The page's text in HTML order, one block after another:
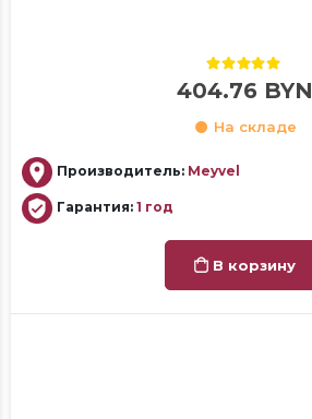
5.00out of 5
404.76 BYN
На складе
Производитель: Meyvel
Гарантия: 1 год
В корзину